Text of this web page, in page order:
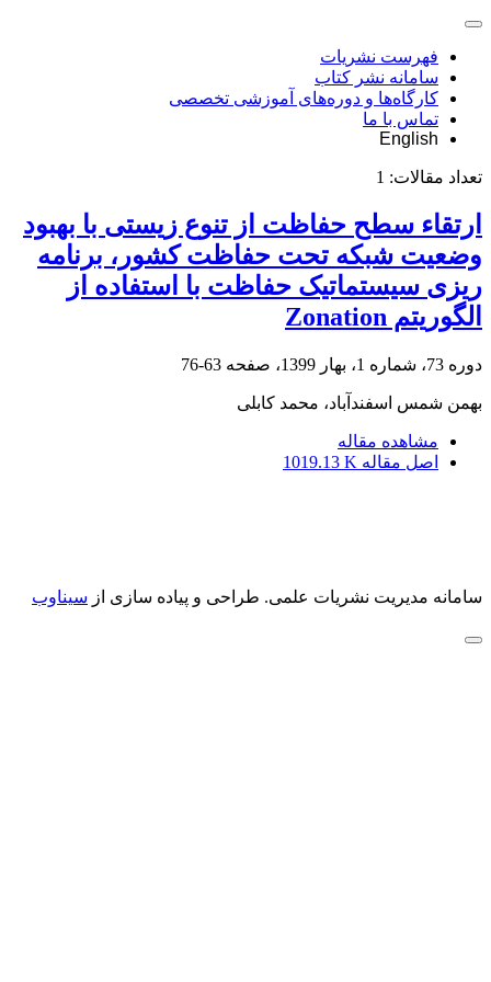
فهرست نشریات
سامانه نشر کتاب
کارگاه‌ها و دوره‌های آموزشی تخصصی
تماس با ما
English
تعداد مقالات: 1
ارتقاء سطح حفاظت از تنوع زیستی با بهبود
وضعیت شبکه تحت حفاظت کشور، برنامه
ریزی سیستماتیک حفاظت با استفاده از
الگوریتم Zonation
دوره 73، شماره 1، بهار 1399، صفحه 63-76
بهمن شمس اسفندآباد، محمد کابلی
مشاهده مقاله
اصل مقاله 1019.13 K
سامانه مدیریت نشریات علمی. طراحی و پیاده سازی از سیناوب